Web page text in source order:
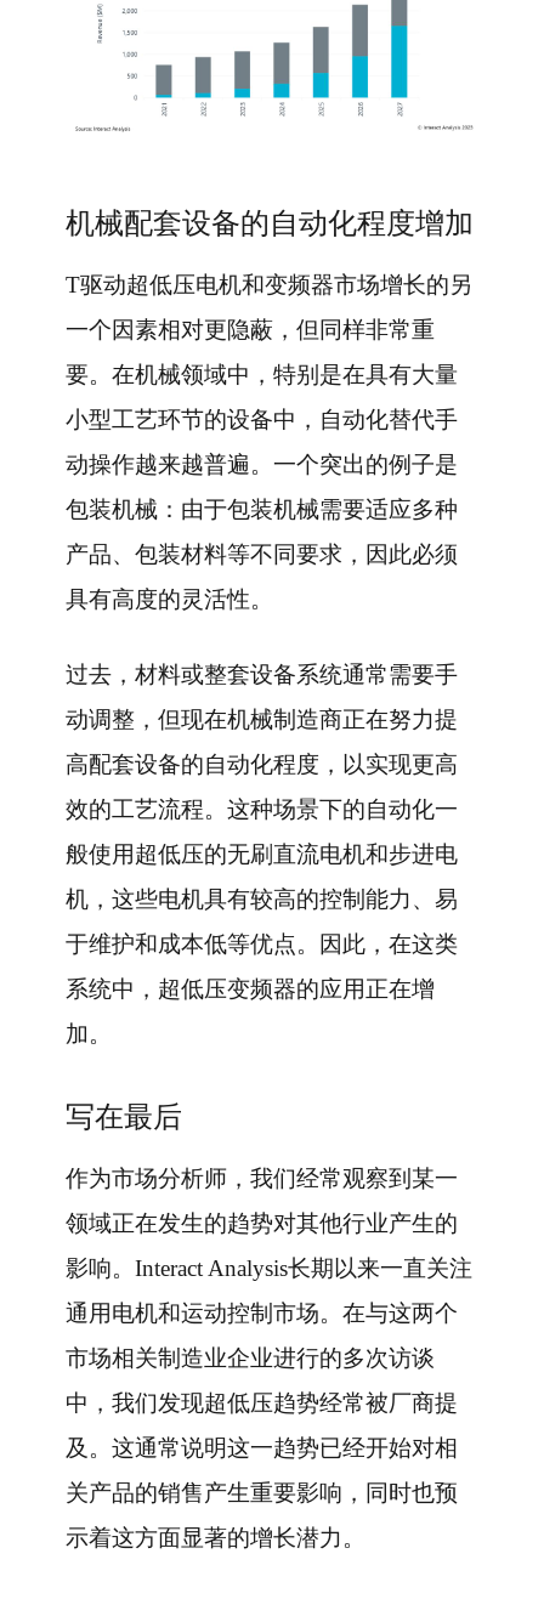
机械配套设备的自动化程度增加
T驱动超低压电机和变频器市场增长的另
一个因素相对更隐蔽，但同样非常重
要。在机械领域中，特别是在具有大量
小型工艺环节的设备中，自动化替代手
动操作越来越普遍。一个突出的例子是
包装机械：由于包装机械需要适应多种
产品、包装材料等不同要求，因此必须
具有高度的灵活性。
过去，材料或整套设备系统通常需要手
动调整，但现在机械制造商正在努力提
高配套设备的自动化程度，以实现更高
效的工艺流程。这种场景下的自动化一
般使用超低压的无刷直流电机和步进电
机，这些电机具有较高的控制能力、易
于维护和成本低等优点。因此，在这类
系统中，超低压变频器的应用正在增
加。
写在最后
作为市场分析师，我们经常观察到某一
领域正在发生的趋势对其他行业产生的
影响。Interact Analysis长期以来一直关注
通用电机和运动控制市场。在与这两个
市场相关制造业企业进行的多次访谈
中，我们发现超低压趋势经常被厂商提
及。这通常说明这一趋势已经开始对相
关产品的销售产生重要影响，同时也预
示着这方面显著的增长潜力。